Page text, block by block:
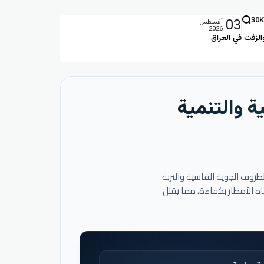
في العراق
30K
03 أغسطس
2026
والتنمية
الجوية القاسية والتربة
الأمطار بكفاءة، مما يقلل